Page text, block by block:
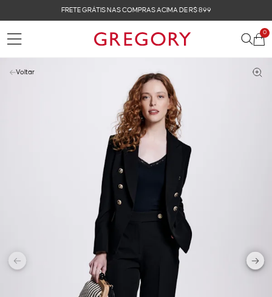
FRETE GRÁTIS NAS COMPRAS ACIMA DE R$ 899
0
Voltar